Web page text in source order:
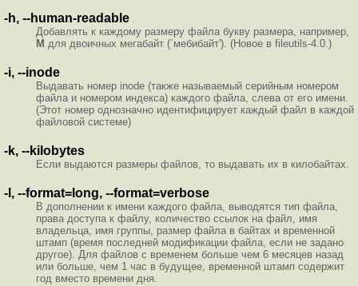
-h, --human-readable
Добавлять к каждому размеру файла букву размера, например,
M для двоичных мегабайт (`мебибайт'). (Новое в fileutils-4.0.)
-i, --inode
Выдавать номер inode (также называемый серийным номером
файла и номером индекса) каждого файла, слева от его имени.
(Этот номер однозначно идентифицирует каждый файл в каждой
файловой системе)
-k, --kilobytes
Если выдаются размеры файлов, то выдавать их в килобайтах.
-l, --format=long, --format=verbose
В дополнении к имени каждого файла, выводятся тип файла,
права доступа к файлу, количество ссылок на файл, имя
владельца, имя группы, размер файла в байтах и временной
штамп (время последней модификации файла, если не задано
другое). Для файлов с временем больше чем 6 месяцев назад
или больше, чем 1 час в будущее, временной штамп содержит
год вместо времени дня.